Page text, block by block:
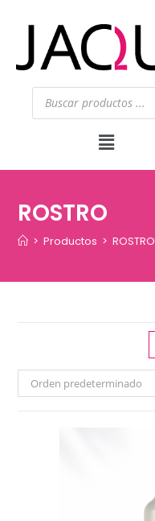
ROSTRO
> Productos > ROSTRO
Orden predeterminado